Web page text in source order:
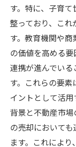
す。特に、子育
整っており、こ
す。教育機関や
の価値を高める
連携が進んでい
す。これらの要
イントとして活
背景と不動産市
の売却において
ます。これによ